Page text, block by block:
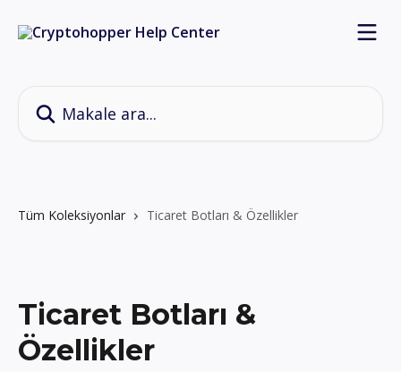
Tüm Koleksiyonlar Ticaret Botları & Özellikler
Ticaret Botları &
Özellikler